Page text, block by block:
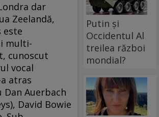
dar
Zeelandă,
este
multi-
cunoscut
vocal
atras
Auerbach
David Bowie
Putin și
Occidentul Al
treilea război
mondial?